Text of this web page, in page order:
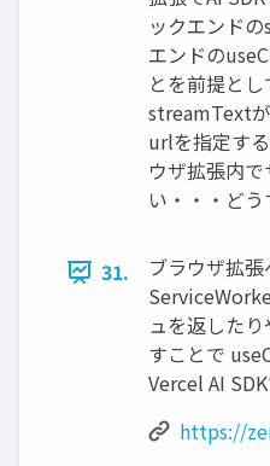
ックエンド
エンドの
とを前提と
streamText
urlを指定す
ウザ拡張内
い・・・ど
31.
ブラウザ拡
ュを返した
すことで
Vercel AI
https://